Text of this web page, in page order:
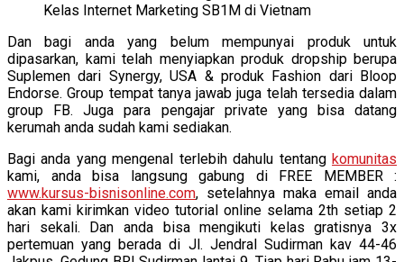
Kelas Internet Marketing SB1M di Vietnam
Dan bagi anda yang belum mempunyai produk untuk
dipasarkan, kami telah menyiapkan produk dropship berupa
Suplemen dari Synergy, USA & produk Fashion dari Bloop
Endorse. Group tempat tanya jawab juga telah tersedia dalam
group FB. Juga para pengajar private yang bisa datang
kerumah anda sudah kami sediakan.
Bagi anda yang mengenal terlebih dahulu tentang komunitas
kami, anda bisa langsung gabung di FREE MEMBER :
www.kursus-bisnisonline.com, setelahnya maka email anda
akan kami kirimkan video tutorial online selama 2th setiap 2
hari sekali. Dan anda bisa mengikuti kelas gratisnya 3x
pertemuan yang berada di Jl. Jendral Sudirman kav 44-46